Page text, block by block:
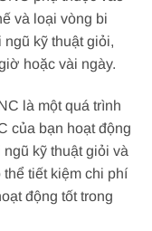
và loại vòng bi
kỹ thuật giỏi,
hoặc vài ngày.
là một quá trình
của bạn hoạt động
kỹ thuật giỏi và
tiết kiệm chi phí
động tốt trong